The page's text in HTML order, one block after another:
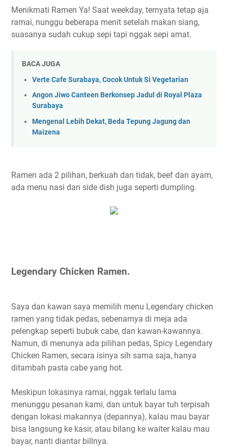
Menikmati Ramen Ya! Saat weekday, ternyata tetap aja
ramai, nunggu beberapa menit setelah makan siang,
suasanya sudah cukup sepi tapi nggak sepi amat.
BACA JUGA
Verte Cafe Surabaya, Cocok Untuk Si Vegetarian
Angon Jiwo Canteen Berkonsep Jadul di Royal Plaza
Surabaya
Mengenal Lebih Dekat, Beda Tepung Jagung dan
Maizena
Ramen ada 2 pilihan, berkuah dan tidak, beef dan ayam,
ada menu nasi dan side dish juga seperti dumpling.
Legendary Chicken Ramen.
Saya dan kawan saya memilih menu Legendary chicken
ramen yang tidak pedas, sebenarnya di meja ada
pelengkap seperti bubuk cabe, dan kawan-kawannya.
Namun, di menunya ada pilihan pedas, Spicy Legendary
Chicken Ramen, secara isinya sih sama saja, hanya
ditambah pasta cabe yang hot.
Meskipun lokasinya ramai, nggak terlalu lama
menunggu pesanan kami, dan untuk bayar tuh terpisah
dengan lokasi makannya (depannya), kalau mau bayar
bisa langsung ke kasir, atau bilang ke waiter kalau mau
bayar, nanti diantar billnya.